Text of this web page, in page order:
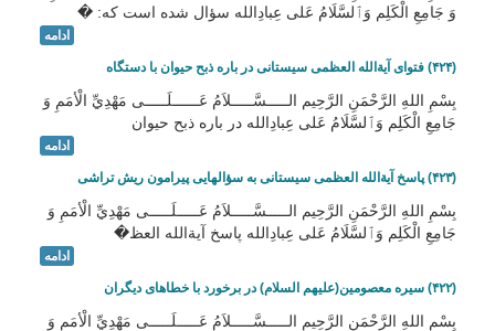
وَ جَامِعِ الْكَلِم وَٱلسَّلَامُ عَلی عِبادِالله سؤال شده است که: �
ادامه
بِسْمِ اللهِ الرَّحْمَنِ الرَّحِيم الـــــسَّـــــلاَمُ عَــــــلَـــــى مَهْدِيِّ الْأمَمِ وَ
جَامِعِ الْكَلِم وَٱلسَّلَامُ عَلی عِبادِالله در باره ذبح حیوان
ادامه
بِسْمِ اللهِ الرَّحْمَنِ الرَّحِيم الـــــسَّـــــلاَمُ عَـــــلَـــــى مَهْدِيِّ الْأمَمِ وَ
جَامِعِ الْكَلِم وَٱلسَّلَامُ عَلی عِبادِالله پاسخ آیةالله العظ�
ادامه
بِسْمِ اللهِ الرَّحْمَنِ الرَّحِيم الـــــسَّـــــلاَمُ عَـــــلَـــــى مَهْدِيِّ الْأمَمِ وَ